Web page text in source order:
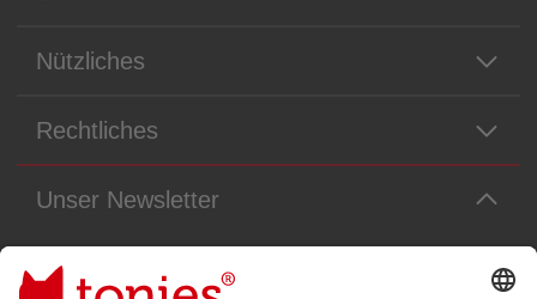
Nützliches
Rechtliches
Unser Newsletter